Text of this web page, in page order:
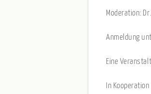
Moderation:
Anmeldung
Eine
In